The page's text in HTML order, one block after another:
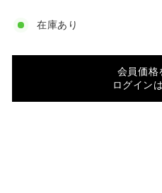
在庫あり
会員価格
ログイン